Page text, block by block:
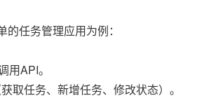
任务管理应用为例：
API。
取任务、新增任务、修改状态）。